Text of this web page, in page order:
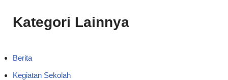
Kategori Lainnya
Berita
Kegiatan Sekolah